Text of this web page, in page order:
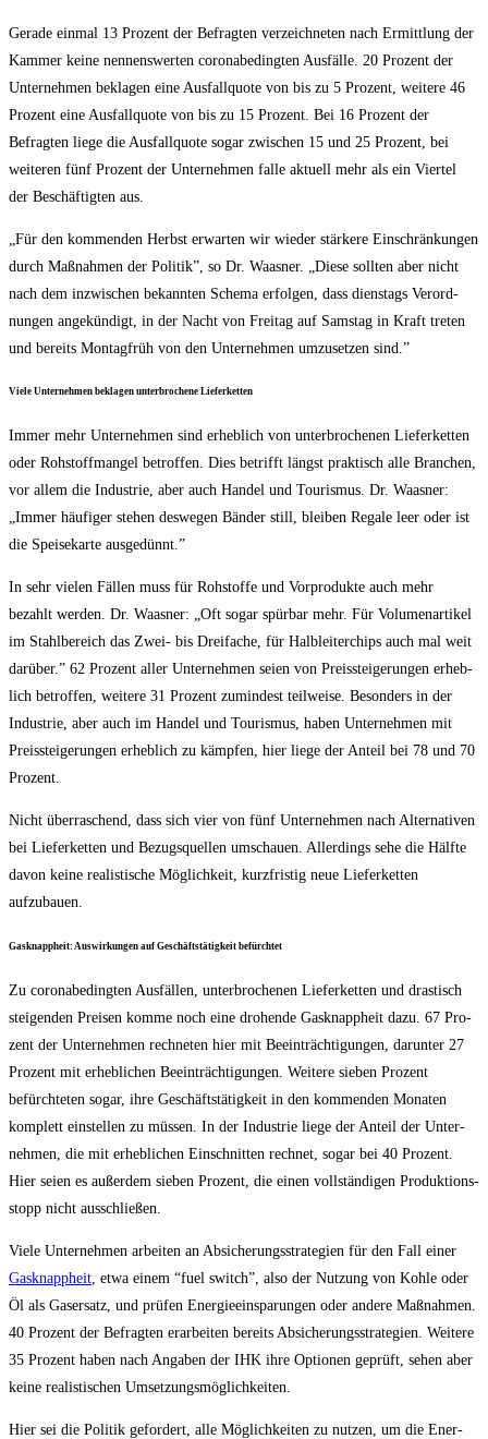
Gera­de ein­mal 13 Pro­zent der Befrag­ten ver­zeich­ne­ten nach Ermitt­lung der
Kam­mer kei­ne nen­nens­wer­ten coro­nabe­ding­ten Aus­fäl­le. 20 Pro­zent der
Unter­neh­men bekla­gen eine Aus­fall­quo­te von bis zu 5 Pro­zent, wei­te­re 46
Pro­zent eine Aus­fall­quo­te von bis zu 15 Pro­zent. Bei 16 Pro­zent der
Befrag­ten lie­ge die Aus­fall­quo­te sogar zwi­schen 15 und 25 Pro­zent, bei
wei­te­ren fünf Pro­zent der Unter­neh­men fal­le aktu­ell mehr als ein Vier­tel
der Beschäf­tig­ten aus.
„Für den kom­men­den Herbst erwar­ten wir wie­der stär­ke­re Ein­schrän­kun­gen
durch Maß­nah­men der Poli­tik”, so Dr. Waas­ner. „Die­se soll­ten aber nicht
nach dem inzwi­schen bekann­ten Sche­ma erfol­gen, dass diens­tags Ver­ord­
nun­gen ange­kün­digt, in der Nacht von Frei­tag auf Sams­tag in Kraft tre­ten
und bereits Mon­tag­früh von den Unter­neh­men umzu­set­zen sind.”
Vie­le Unter­neh­men bekla­gen unter­bro­che­ne Lieferketten
Immer mehr Unter­neh­men sind erheb­lich von unter­bro­che­nen Lie­fer­ket­ten
oder Roh­stoff­man­gel betrof­fen. Dies betrifft längst prak­tisch alle Bran­chen,
vor allem die Indus­trie, aber auch Han­del und Tou­ris­mus. Dr. Waas­ner:
„Immer häu­fi­ger ste­hen des­we­gen Bän­der still, blei­ben Rega­le leer oder ist
die Spei­se­kar­te ausgedünnt.”
In sehr vie­len Fäl­len muss für Roh­stof­fe und Vor­pro­duk­te auch mehr
bezahlt wer­den. Dr. Waas­ner: „Oft sogar spür­bar mehr. Für Volu­men­ar­ti­kel
im Stahl­be­reich das Zwei- bis Drei­fa­che, für Halb­lei­ter­chips auch mal weit
dar­über.” 62 Pro­zent aller Unter­neh­men sei­en von Preis­stei­ge­run­gen erheb­
lich betrof­fen, wei­te­re 31 Pro­zent zumin­dest teil­wei­se. Beson­ders in der
Indus­trie, aber auch im Han­del und Tou­ris­mus, haben Unter­neh­men mit
Preis­stei­ge­run­gen erheb­lich zu kämp­fen, hier lie­ge der Anteil bei 78 und 70
Prozent.
Nicht über­ra­schend, dass sich vier von fünf Unter­neh­men nach Alter­na­ti­ven
bei Lie­fer­ket­ten und Bezugs­quel­len umschau­en. Aller­dings sehe die Hälf­te
davon kei­ne rea­lis­ti­sche Mög­lich­keit, kurz­fris­tig neue Lie­fer­ket­ten
aufzubauen.
Gas­knapp­heit: Aus­wir­kun­gen auf Geschäfts­tä­tig­keit befürchtet
Zu coro­nabe­ding­ten Aus­fäl­len, unter­bro­che­nen Lie­fer­ket­ten und dras­tisch
stei­gen­den Prei­sen kom­me noch eine dro­hen­de Gas­knapp­heit dazu. 67 Pro­
zent der Unter­neh­men rech­ne­ten hier mit Beein­träch­ti­gun­gen, dar­un­ter 27
Pro­zent mit erheb­li­chen Beein­träch­ti­gun­gen. Wei­te­re sie­ben Pro­zent
befürch­te­ten sogar, ihre Geschäfts­tä­tig­keit in den kom­men­den Mona­ten
kom­plett ein­stel­len zu müs­sen. In der Indus­trie lie­ge der Anteil der Unter­
neh­men, die mit erheb­li­chen Ein­schnit­ten rech­net, sogar bei 40 Pro­zent.
Hier sei­en es außer­dem sie­ben Pro­zent, die einen voll­stän­di­gen Pro­duk­ti­ons­
stopp nicht ausschließen.
Vie­le Unter­neh­men arbei­ten an Absi­che­rungs­stra­te­gien für den Fall einer
Gas­knapp­heit , etwa einem “fuel switch”, also der Nut­zung von Koh­le oder
Öl als Gas­er­satz, und prü­fen Ener­gie­ein­spa­run­gen oder ande­re Maß­nah­men.
40 Pro­zent der Befrag­ten erar­bei­ten bereits Absi­che­rungs­stra­te­gien. Wei­te­re
35 Pro­zent haben nach Anga­ben der IHK ihre Optio­nen geprüft, sehen aber
kei­ne rea­lis­ti­schen Umsetzungsmöglichkeiten.
Hier sei die Poli­tik gefor­dert, alle Mög­lich­kei­ten zu nut­zen, um die Ener­